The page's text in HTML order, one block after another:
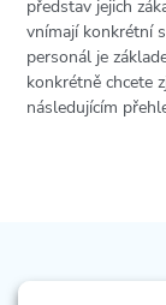
představ jejich
vnímají konkrétní
personál je
konkrétně chcete
následujícím